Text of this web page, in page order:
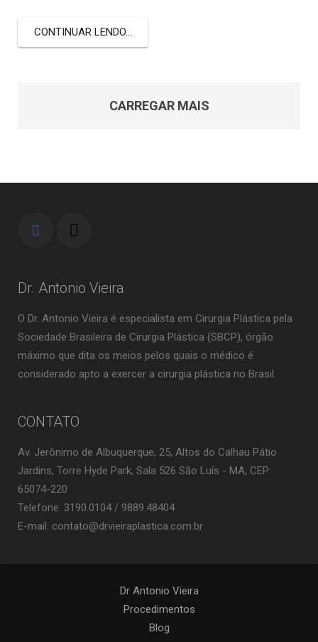
CONTINUAR LENDO...
CARREGAR MAIS
Dr. Antonio Vieira
O Dr. Antonio Vieira é especialista em Cirurgia Plástica pela
Sociedade Brasileira de Cirurgia Plástica (SBCP), órgão
máximo que dita os meios pelos quais o médico é
considerado apto a exercer a cirurgia plástica no Brasil.
CONTATO
Av. Jerônimo de Albuquerque, 25, Altos do Calhau Pátio
Jardins, Torre Hyde Park, Sala 526 São Luís - MA, CEP:
65074-220
Telefone: 3190.0104 / 9889.48404
E-mail: contato@drvieiraplastica.com.br
Dr Antonio Vieira
Procedimentos
Blog